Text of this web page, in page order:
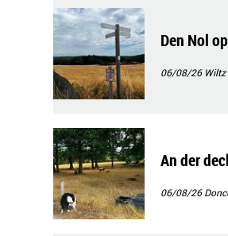
Den Nol
06/08/26 Wiltz
An der
06/08/26